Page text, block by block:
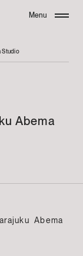
Menu
Studio
Abema
Abema